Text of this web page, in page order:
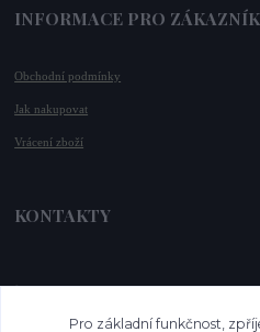
INFORMACE PRO
Obchodní podmínky
Jak nakupovat
Vrácení zboží
KONTAKTY
📞 +420 732 779 508
www.vysnenekabelky.cz
Pro základní funkčnost,